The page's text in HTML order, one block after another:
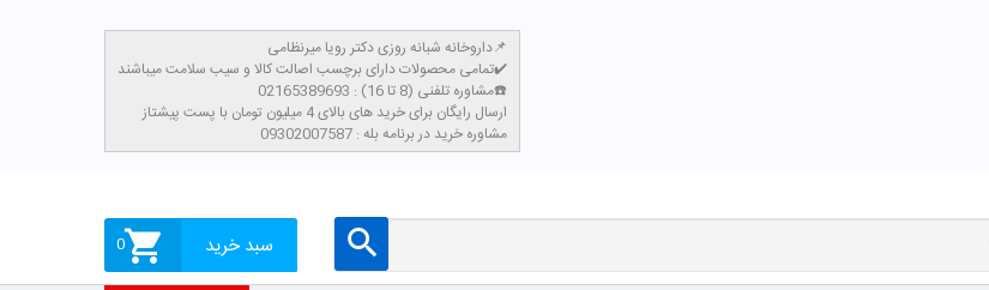
داروخانه شبانه روزی دکتر رویا میرنظامی📌
تمامی محصولات دارای برچسب اصالت کالا و سیب سلامت میباشند✔️
مشاوره تلفنی (8 تا 16) : 02165389693☎️
​ارسال رایگان برای خرید های بالای 4 میلیون تومان با پست پیشتاز
مشاوره خرید در برنامه بله : 09302007587
سبد خرید 0